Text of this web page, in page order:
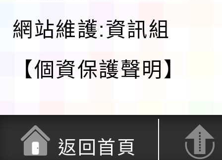
網站維護:資訊組
【個資保護聲明】
返回首頁